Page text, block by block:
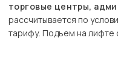
торговые центры,
рассчитывается по
тарифу. Подъем на лифте